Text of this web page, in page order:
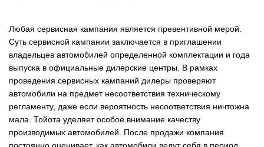
Любая сервисная кампания является превентивной мерой.
Суть сервисной кампании заключается в приглашении
владельцев автомобилей определенной комплектации и года
выпуска в официальные дилерские центры. В рамках
проведения сервисных кампаний дилеры проверяют
автомобили на предмет несоответствия техническому
регламенту, даже если вероятность несоответствия ничтожна
мала. Тойота уделяет особое внимание качеству
производимых автомобилей. После продажи компания
постоянно оценивает, как автомобили ведут себя в период